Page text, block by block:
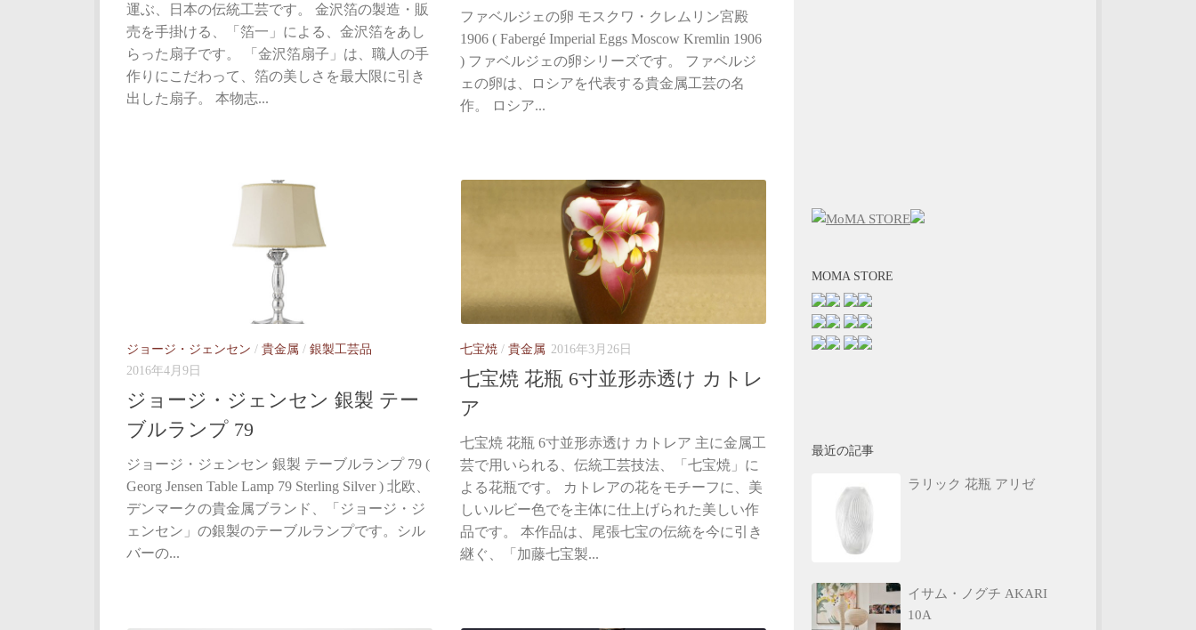
運ぶ、日本の伝統工芸です。 金沢箔の製造・販
売を手掛ける、「箔一」による、金沢箔をあし
らった扇子です。 「金沢箔扇子」は、職人の手
作りにこだわって、箔の美しさを最大限に引き
出した扇子。 本物志...
ファベルジェの卵 モスクワ・クレムリン宮殿
1906 ( Fabergé Imperial Eggs Moscow Kremlin 1906
) ファベルジェの卵シリーズです。 ファベルジ
ェの卵は、ロシアを代表する貴金属工芸の名
作。 ロシア...
ジョージ・ジェンセン / 貴金属 / 銀製工芸品
2016年4月9日
ジョージ・ジェンセン 銀製 テー
ブルランプ 79
ジョージ・ジェンセン 銀製 テーブルランプ 79 (
Georg Jensen Table Lamp 79 Sterling Silver ) 北欧、
デンマークの貴金属ブランド、「ジョージ・ジ
ェンセン」の銀製のテーブルランプです。シル
バーの...
七宝焼 / 貴金属 2016年3月26日
七宝焼 花瓶 6寸並形赤透け カトレ
ア
七宝焼 花瓶 6寸並形赤透け カトレア 主に金属工
芸で用いられる、伝統工芸技法、「七宝焼」に
よる花瓶です。 カトレアの花をモチーフに、美
しいルビー色でを主体に仕上げられた美しい作
品です。 本作品は、尾張七宝の伝統を今に引き
継ぐ、「加藤七宝製...
MOMA STORE
最近の記事
ラリック 花瓶 アリゼ
イサム・ノグチ AKARI
10A